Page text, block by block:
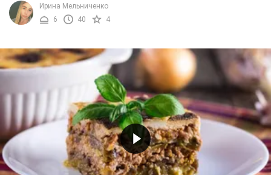
Ирина Мельниченко
6
40 4